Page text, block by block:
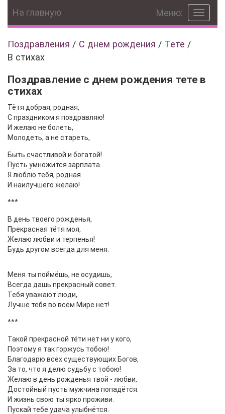
Toggle
На главную Меню:
Поздравления / С днем рождения / Тете /
В стихах
Поздравление с днем рождения тете в
стихах
Тётя добрая, родная,
С праздником я поздравляю!
И желаю не болеть,
Молодеть, а не стареть,
Быть счастливой и богатой!
Пусть умножится зарплата.
Я люблю тебя, родная
И наилучшего желаю!
***
В день твоего рожденья,
Прекрасная тётя моя,
Желаю любви и терпенья!
Будь другом всегда для меня.
Меня ты поймёшь, не осудишь,
Всегда дашь прекрасный совет.
Тебя уважают люди,
Лучше тебя во всём Мире нет!
***
Такой прекрасной тёти нет ни у кого,
Поэтому я так горжусь тобою!
Благодарю всех существующих Богов,
За то, что я делю судьбу с тобою!
Желаю в день рожденья твой - любви,
Достойный пусть мужчина попадётся.
И жизнь свою ты ярко проживи.
Пускай тебе удача улыбнётся.